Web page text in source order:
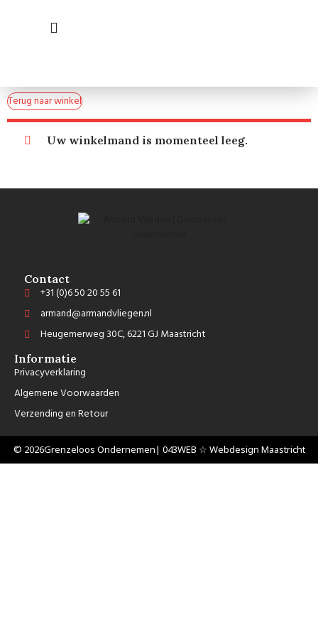
Terug naar winkel
Uw winkelmand is momenteel leeg.
Contact
+31 (0)6 50 20 55 61
armand@armandvliegen.nl
Heugemerweg 30C, 6221 GJ Maastricht
Informatie
Privacyverklaring
Algemene Voorwaarden
Verzending en Retour
© 2026Grenzeloos Ondernemen| 043WEB ☆ Webdesign Maastricht